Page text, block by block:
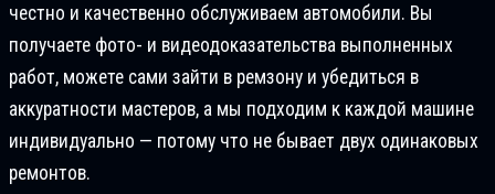
честно и качественно обслуживаем автомобили. Вы
получаете фото- и видеодоказательства выполненных
работ, можете сами зайти в ремзону и убедиться в
аккуратности мастеров, а мы подходим к каждой машине
индивидуально — потому что не бывает двух одинаковых
ремонтов.